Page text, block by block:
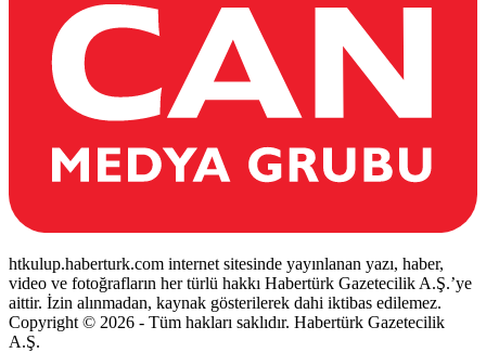
htkulup.haberturk.com internet sitesinde yayınlanan yazı, haber,
video ve fotoğrafların her türlü hakkı Habertürk Gazetecilik A.Ş.’ye
aittir. İzin alınmadan, kaynak gösterilerek dahi iktibas edilemez.
Copyright © 2026 - Tüm hakları saklıdır. Habertürk Gazetecilik
A.Ş.